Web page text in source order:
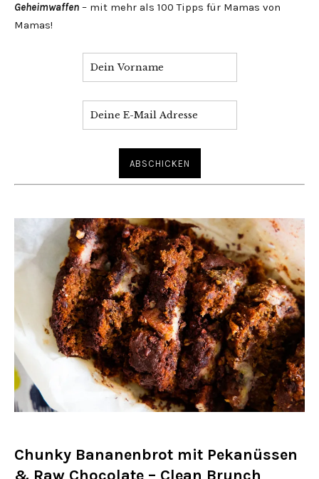
Geheimwaffen – mit mehr als 100 Tipps für Mamas von
Mamas!
Chunky Bananenbrot mit Pekanüssen